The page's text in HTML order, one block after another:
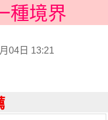
種境界
04日 13:21